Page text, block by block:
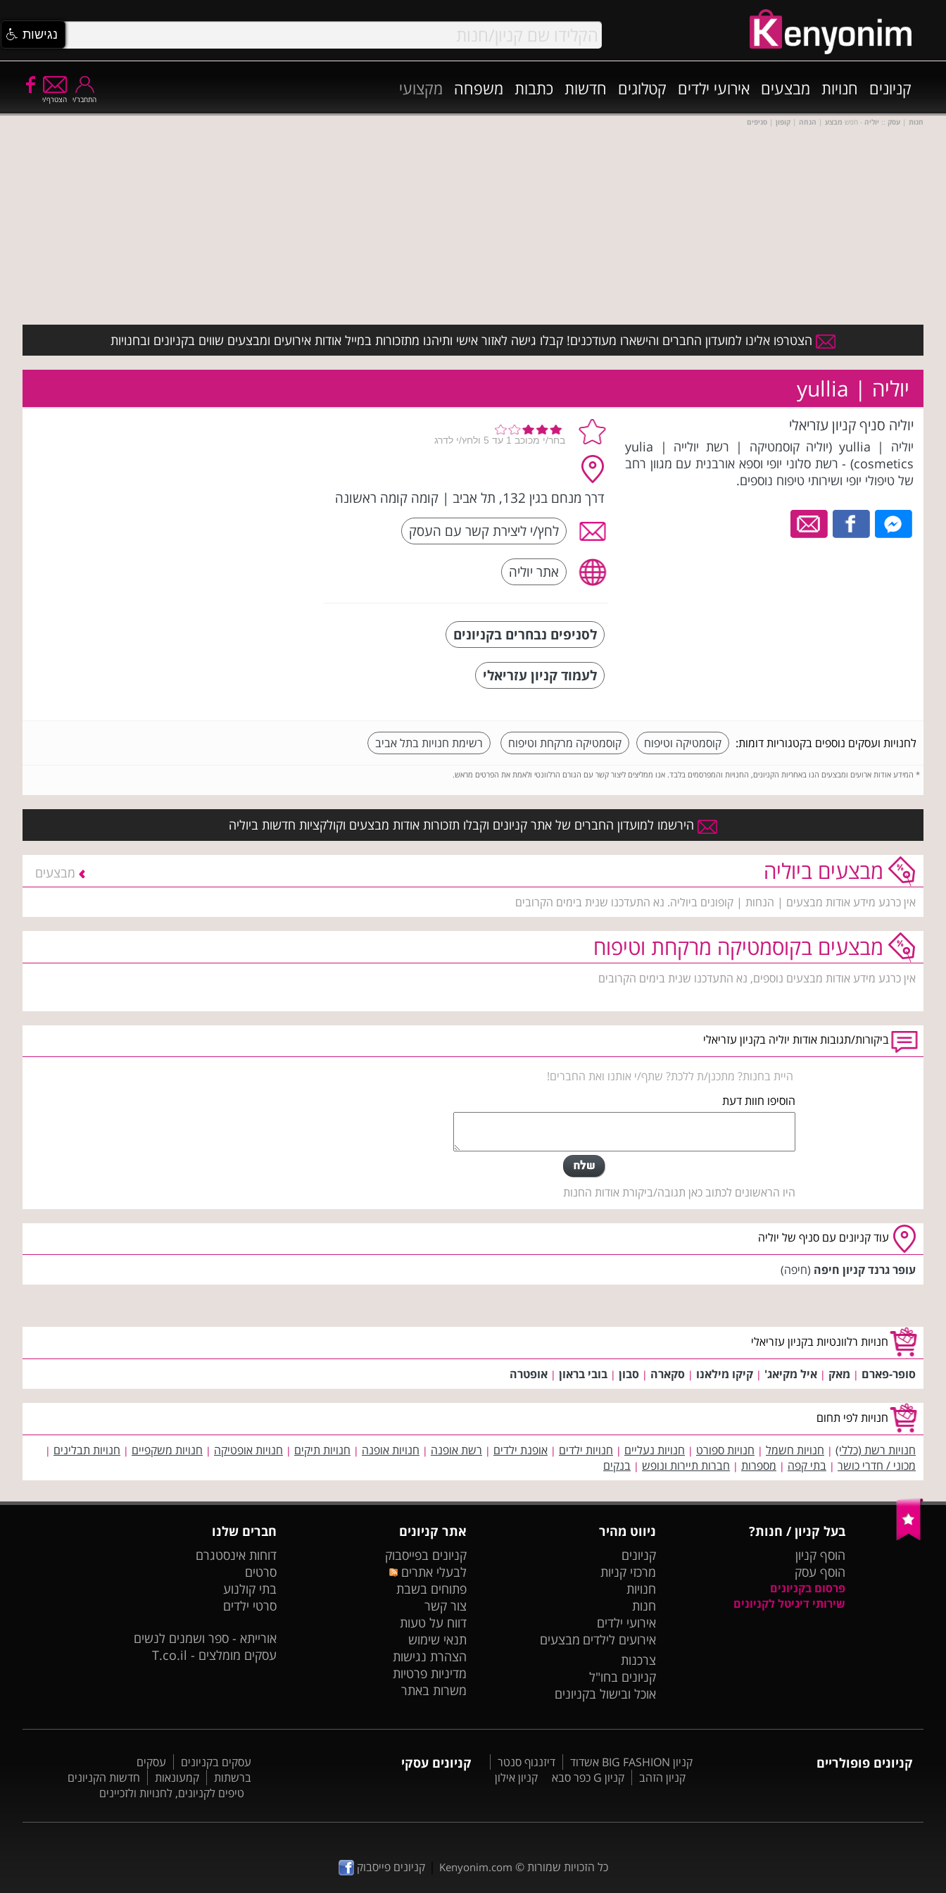
קניונים חנויות מבצעים אירועי ילדים קטלוגים חדשות כתבות משפחה מקצועי
הצטרף/י התחבר/י
חנות | עסק :: יוליה - חפש מבצע | הנחה | קופון | סניפים
הצטרפו אלינו למועדון החברים והישארו מעודכנים! קבלו גישה לאזור אישי ותיהנו מתזכורות במייל אודות אירועים ומבצעים שווים בקניונים ובחנויות
יוליה | yullia
יוליה סניף קניון עזריאלי
יוליה | yullia (יוליה קוסמטיקה | רשת יולייה | yulia
cosmetics) - רשת סלוני יופי וספא אורבנית עם מגוון רחב
של טיפולי יופי ושירותי טיפוח נוספים.
דרך מנחם בגין 132, תל אביב | קומה קומה ראשונה
לחץ/י ליצירת קשר עם העסק
אתר יוליה
לסניפים נבחרים בקניונים
לעמוד קניון עזריאלי
לחנויות ועסקים נוספים בקטגוריות דומות: קוסמטיקה וטיפוח קוסמטיקה מרקחת וטיפוח רשימת חנויות בתל אביב
* המידע אודות ארועים ומבצעים הנו באחריות הקניונים, החנויות והמפרסמים בלבד. אנו ממליצים ליצור קשר עם הגורם הרלוונטי ולאמת את הפרטים מראש.
הירשמו למועדון החברים של אתר קניונים וקבלו תזכורות אודות מבצעים וקולקציות חדשות ביוליה
מבצעים ביוליה מבצעים
אין כרגע מידע אודות מבצעים | הנחות | קופונים ביוליה. נא התעדכנו שנית בימים הקרובים
מבצעים בקוסמטיקה מרקחת וטיפוח
אין כרגע מידע אודות מבצעים נוספים, נא התעדכנו שנית בימים הקרובים
ביקורות/תגובות אודות יוליה בקניון עזריאלי
היית בחנות? מתכנן/ת ללכת? שתף/י אותנו ואת החברים!
הוסיפו חוות דעת
היו הראשונים לכתוב כאן תגובה/ביקורת אודות החנות
עוד קניונים עם סניף של יוליה
עופר גרנד קניון חיפה (חיפה)
חנויות רלוונטיות בקניון עזריאלי
סופר-פארם | מאק | איל מקיאג' | קיקו מילאנו | סקארה | סבון | בובי בראון | אופטרה
חנויות לפי תחום
חנויות רשת (כללי) | חנויות חשמל | חנויות ספורט | חנויות נעליים | חנויות ילדים | אופנת ילדים | רשת אופנה | חנויות אופנה | חנויות תיקים | חנויות אופטיקה | חנויות משקפיים | חנויות תבלינים |
מכוני / חדרי כושר | בתי קפה | מספרות | חברות תיירות ונופש | בנקים
בעל קניון / חנות?
הוסף קניון
הוסף עסק
פרסום בקניונים
שירותי דיגיטל לקניונים
ניווט מהיר
קניונים
מרכזי קניות
חנויות
חנות
אירועי ילדים
אירועים לילדים מבצעים
צרכנות
קניונים בחו"ל
אוכל ובישול בקניונים
אתר קניונים
קניונים בפייסבוק
לבעלי אתרים
פתוחים בשבת
צור קשר
דווח על טעות
תנאי שימוש
הצהרת נגישות
מדיניות פרטיות
משרות באתר
חברים שלנו
דוחות אינסטגרם
סרטים
בתי קולנוע
סרטי ילדים
אורייתא - ספר ושמנים לנשים
עסקים מומלצים - T.co.il
קניונים פופולריים קניון BIG FASHION אשדוד
דיזנגוף סנטר
קניון הזהב
קניון G כפר סבא קניון אילון
קניונים עסקי עסקים בקניונים
עסקים
ברשתות
קמעונאות
חדשות הקניונים
טיפים לקניונים, לחנויות ולזכיינים
כל הזכויות שמורות © Kenyonim.com
|קניונים פייסבוק
נגישות